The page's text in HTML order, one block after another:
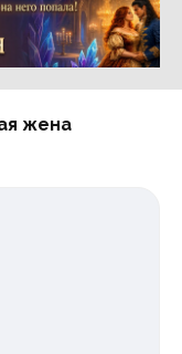
жена